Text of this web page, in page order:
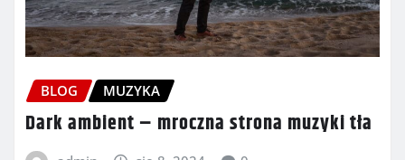
BLOG MUZYKA
Dark ambient – mroczna strona muzyki tła